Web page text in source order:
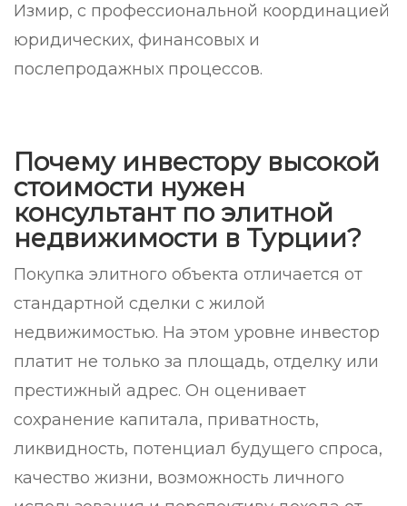
Измир, с профессиональной координацией
юридических, финансовых и
послепродажных процессов.
Почему инвестору высокой
стоимости нужен
консультант по элитной
недвижимости в Турции?
Покупка элитного объекта отличается от
стандартной сделки с жилой
недвижимостью. На этом уровне инвестор
платит не только за площадь, отделку или
престижный адрес. Он оценивает
сохранение капитала, приватность,
ликвидность, потенциал будущего спроса,
качество жизни, возможность личного